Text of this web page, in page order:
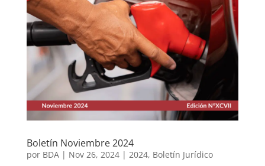
Boletín Noviembre 2024
por BDA| Nov 26, 2024| 2024, Boletín Jurídico